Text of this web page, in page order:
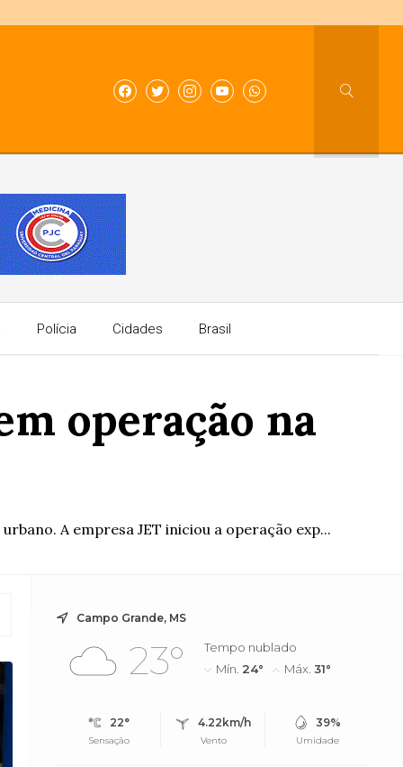
Polícia Cidades Brasil
operação na
A empresa JET iniciou a operação exp...
Campo Grande, MS
23°
Tempo nublado
Mín. 24° Máx.31°
22°
Sensação
4.22km/h
Vento
39%
Umidade